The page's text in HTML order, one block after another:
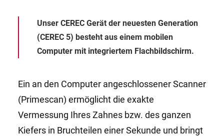
Unser CEREC Gerät der neuesten Generation
(CEREC 5) besteht aus einem mobilen
Computer mit integriertem Flachbildschirm.
Ein an den Computer angeschlossener Scanner
(Primescan) ermöglicht die exakte
Vermessung Ihres Zahnes bzw. des ganzen
Kiefers in Bruchteilen einer Sekunde und bringt